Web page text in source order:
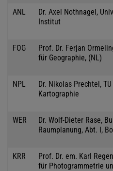
ANL
Dr. Axel Nothnagel,
Institut
FOG
Prof. Dr. Ferjan
für Geographie, (NL)
NPL
Dr. Nikolas Prechtel,
Kartographie
WER
Dr. Wolf-Dieter Rase,
Raumplanung, Abt. I,
KRR
Prof. Dr. em. Karl
für Photogrammetrie